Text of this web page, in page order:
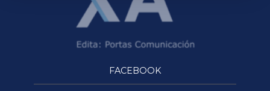
FACEBOOK